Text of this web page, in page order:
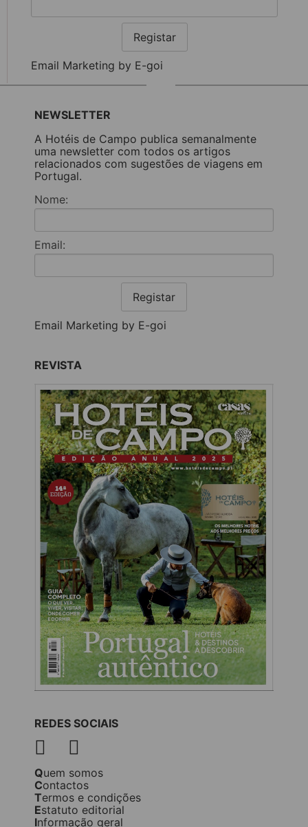
Registar
Email Marketing by E-goi
NEWSLETTER
A Hotéis de Campo publica semanalmente
uma newsletter com todos os artigos
relacionados com sugestões de viagens em
Portugal.
Nome:
Email:
Registar
Email Marketing by E-goi
REVISTA
REDES SOCIAIS
Quem somos
Contactos
Termos e condições
Estatuto editorial
Informação geral